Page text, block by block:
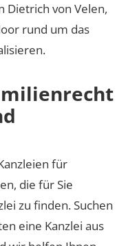
Dietrich von Velen,
rund um das
für
die für Sie
zu finden. Suchen
eine Kanzlei aus